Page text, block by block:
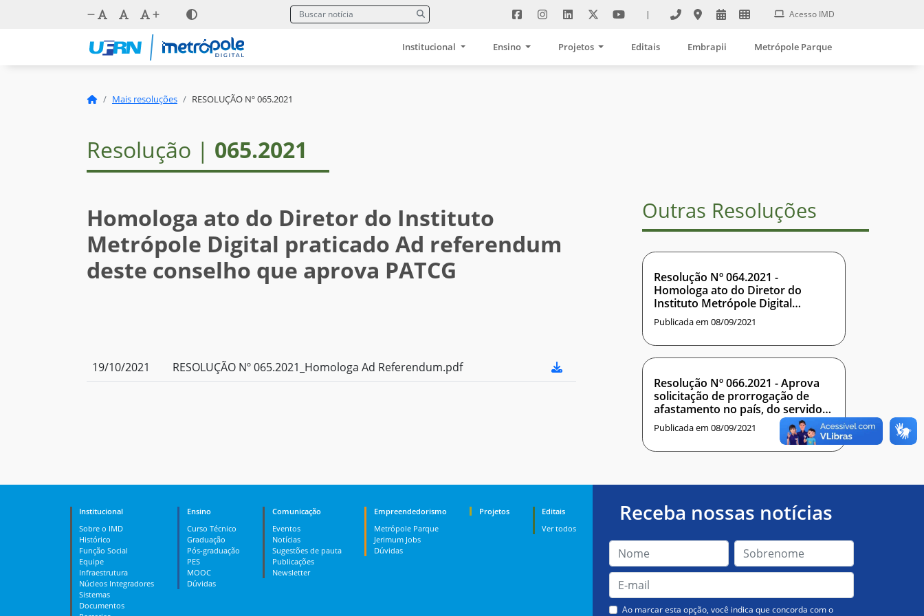
| Acesso IMD
Institucional Ensino Projetos Editais Embrapii Metrópole Parque
Mais resoluções RESOLUÇÃO Nº 065.2021
Resolução | 065.2021
Homologa ato do Diretor do Instituto
Metrópole Digital praticado Ad referendum
deste conselho que aprova PATCG
19/10/2021 RESOLUÇÃO Nº 065.2021_Homologa Ad Referendum.pdf
Outras Resoluções
Resolução Nº 064.2021 -
Homologa ato do Diretor do
Instituto Metrópole Digital
praticado Ad referendum deste
conselho que aprova afastamento
docente
Publicada em 08/09/2021
Resolução Nº 066.2021 - Aprova
solicitação de prorrogação de
afastamento no país, do servidor
ALYSON MATHEUS DE CARVALHO
SOUZA.
Publicada em 08/09/2021
Institucional
Sobre o IMD
Histórico
Função Social
Equipe
Infraestrutura
Núcleos Integradores
Sistemas
Documentos
Ensino
Curso Técnico
Graduação
Pós-graduação
PES
MOOC
Dúvidas
Comunicação
Eventos
Notícias
Sugestões de pauta
Publicações
Newsletter
Empreendedorismo
Metrópole Parque
Jerimum Jobs
Dúvidas
Projetos
Editais
Ver todos
Receba nossas notícias
Ao marcar esta opção, você indica que concorda com o